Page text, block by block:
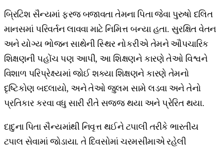
બ્રિટિશ સૈન્યમાં ફરજ બજાવતા તેમના પિતા જેવા પુરુષો દલિત
માનસમાં પરિવર્તન લાવવા માટે નિમિત્ત બન્યા હતા. સુરક્ષિત વેતન
અને યોગ્ય ભોજન સાથેની સ્થિર નોકરીએ તેમને ઔપચારિક
શિક્ષણની પહોંચ પણ આપી, આ શિક્ષણને કારણે તેઓ વિશ્વને
વિશાળ પરિપ્રેક્ષ્યમાં જોઈ શક્યા શિક્ષણને કારણે તેમનો
દૃષ્ટિકોણ બદલાયો, અને તેઓ જુલમ સામે લડવા અને તેનો
પ્રતિકાર કરવા વધુ સારી રીતે સજ્જ થયા અને પ્રેરિત થયા.
દાદુના પિતા સૈન્યમાંથી નિવૃત્ત થઈને ટપાલી તરીકે ભારતીય
ટપાલ સેવામાં જોડાયા. તે દિવસોમાં ચરમસીમાએ રહેલી